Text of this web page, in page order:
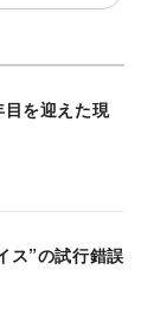
を迎えた現
ス”の試行錯誤